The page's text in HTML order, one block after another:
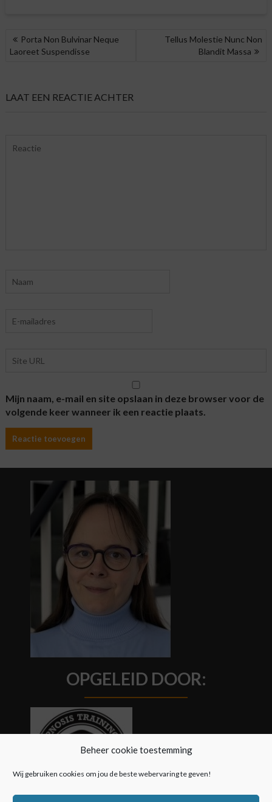
Beheer cookie toestemming
Wij gebruiken cookies om jou de beste webervaring te geven!
BERICHT
NAVIGATIE
Porta Non Bulvinar Neque
Laoreet Suspendisse
Tellus Molestie Nunc Non
Blandit Massa
LAAT EEN REACTIE ACHTER
Mijn naam, e-mail en site opslaan in deze browser voor de
volgende keer wanneer ik een reactie plaats.
OPGELEID DOOR: